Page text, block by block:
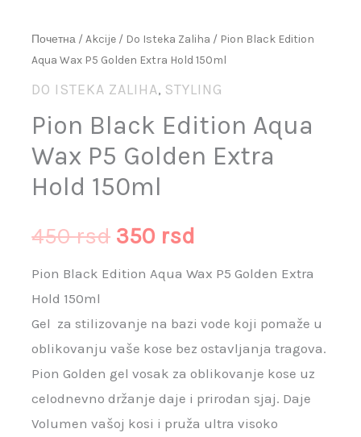
Почетна /Akcije / Do Isteka Zaliha / Pion Black Edition
Aqua Wax P5 Golden Extra Hold 150ml
DO ISTEKA ZALIHA, STYLING
Pion Black Edition Aqua
Wax P5 Golden Extra
Hold 150ml
450rsd 350 rsd
Pion Black Edition Aqua Wax P5 Golden Extra
Hold 150ml
Gel za stilizovanje na bazi vode koji pomaže u
oblikovanju vaše kose bez ostavljanja tragova.
Pion Golden gel vosak za oblikovanje kose uz
celodnevno držanje daje i prirodan sjaj. Daje
Volumen vašoj kosi i pruža ultra visoko